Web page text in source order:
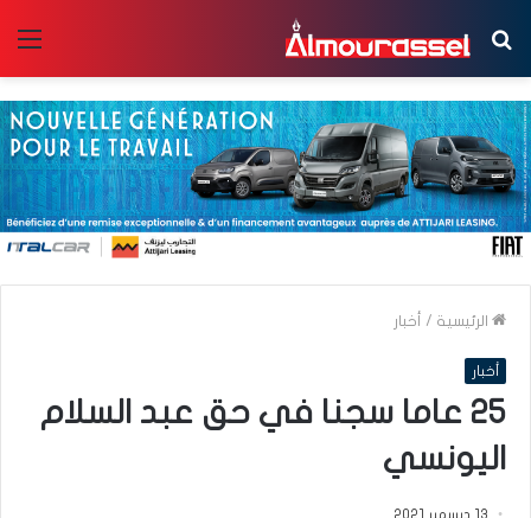
بحث
عن
الرئيسية / أخبار
أخبار
25 عاما سجنا في حق عبد السلام
اليونسي
13 ديسمبر 2021